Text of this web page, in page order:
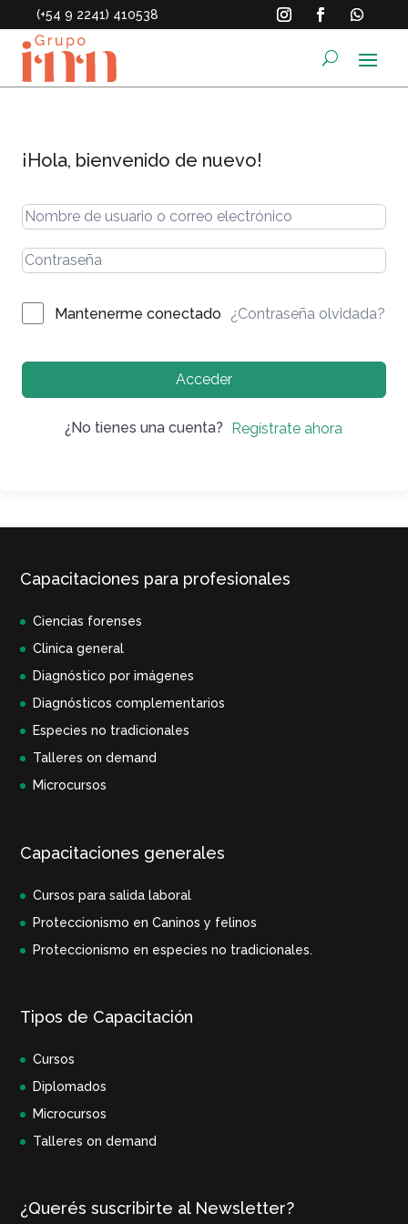
(+54 9 2241) 410538
¡Hola, bienvenido de nuevo!
Mantenerme conectado ¿Contraseña olvidada?
Acceder
¿No tienes una cuenta? Regístrate ahora
Capacitaciones para profesionales
Ciencias forenses
Clinica general
Diagnóstico por imágenes
Diagnósticos complementarios
Especies no tradicionales
Talleres on demand
Microcursos
Capacitaciones generales
Cursos para salida laboral
Proteccionismo en Caninos y felinos
Proteccionismo en especies no tradicionales.
Tipos de Capacitación
Cursos
Diplomados
Microcursos
Talleres on demand
¿Querés suscribirte al Newsletter?